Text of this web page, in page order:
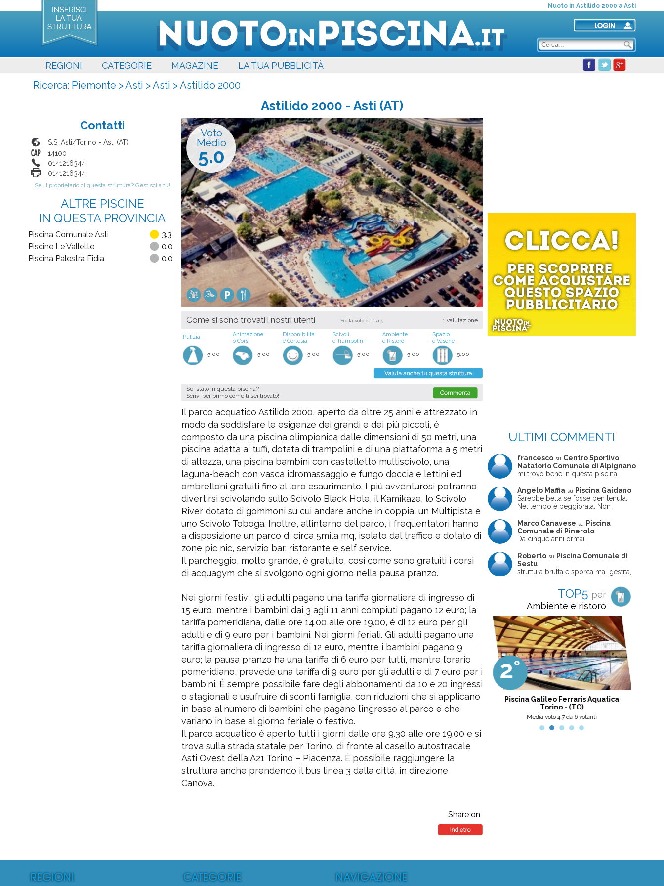
Nuoto in Astilido 2000 a Asti
REGIONI CATEGORIE MAGAZINE LA TUA PUBBLICITÀ
Ricerca: Piemonte >Asti >Asti >Astilido 2000
Astilido 2000 - Asti (AT)
Voto
Medio
5.0
Come si sono trovati i nostri utenti *Scala voto da 1 a 5 1 valutazione
Pulizia
5.00
Animazione
o Corsi
5.00
Disponibilità
e Cortesia
5.00
Scivoli
e Trampolini
5.00
Ambiente
e Ristoro
5.00
Spazio
e Vasche
5.00
Sei stato in questa piscina?
Scrivi per primo come ti sei trovato!
Il parco acquatico Astilido 2000, aperto da oltre 25 anni e attrezzato in
modo da soddisfare le esigenze dei grandi e dei più piccoli, è
composto da una piscina olimpionica dalle dimensioni di 50 metri, una
piscina adatta ai tuffi, dotata di trampolini e di una piattaforma a 5 metri
di altezza, una piscina bambini con castelletto multiscivolo, una
laguna-beach con vasca idromassaggio e fungo doccia e lettini ed
ombrelloni gratuiti fino al loro esaurimento. I più avventurosi potranno
divertirsi scivolando sullo Scivolo Black Hole, il Kamikaze, lo Scivolo
River dotato di gommoni su cui andare anche in coppia, un Multipista e
uno Scivolo Toboga. Inoltre, all’interno del parco, i frequentatori hanno
a disposizione un parco di circa 5mila mq, isolato dal traffico e dotato di
zone pic nic, servizio bar, ristorante e self service.
Il parcheggio, molto grande, è gratuito, così come sono gratuiti i corsi
di acquagym che si svolgono ogni giorno nella pausa pranzo.
Nei giorni festivi, gli adulti pagano una tariffa giornaliera di ingresso di
15 euro, mentre i bambini dai 3 agli 11 anni compiuti pagano 12 euro; la
tariffa pomeridiana, dalle ore 14.00 alle ore 19.00, è di 12 euro per gli
adulti e di 9 euro per i bambini. Nei giorni feriali. Gli adulti pagano una
tariffa giornaliera di ingresso di 12 euro, mentre i bambini pagano 9
euro; la pausa pranzo ha una tariffa di 6 euro per tutti, mentre l’orario
pomeridiano, prevede una tariffa di 9 euro per gli adulti e di 7 euro per i
bambini. È sempre possibile fare degli abbonamenti da 10 e 20 ingressi
o stagionali e usufruire di sconti famiglia, con riduzioni che si applicano
in base al numero di bambini che pagano l’ingresso al parco e che
variano in base al giorno feriale o festivo.
Il parco acquatico è aperto tutti i giorni dalle ore 9.30 alle ore 19.00 e si
trova sulla strada statale per Torino, di fronte al casello autostradale
Asti Ovest della A21 Torino – Piacenza. È possibile raggiungere la
struttura anche prendendo il bus linea 3 dalla città, in direzione
Canova.
Share on
Contatti
S.S. Asti/Torino - Asti (AT)
14100
0141216344
0141216344
Sei il proprietario di questa struttura? Gestiscila tu!
ALTRE PISCINE
IN QUESTA PROVINCIA
Piscina Comunale Asti
3.3
Piscine Le Vallette
0.0
Piscina Palestra Fidia
0.0
ULTIMI COMMENTI
francesco su Centro Sportivo
Natatorio Comunale di Alpignano
mi trovo bene in questa piscina
Angelo Maffia su
Piscina Gaidano
Sarebbe bella se fosse ben tenuta.
Nel tempo è peggiorata. Non
ne usciva insieme a me non ha
ritrovato le sue scarpe! Peccato
perché potrebbe essere un'ottima
frequentata non magnificamente
Marco Canavese su
Piscina
Comunale di Pinerolo
Da cinque anni ormai,
pomeriggio trascorro cinque-sei ore
in questa magnifica piscina con i miei
due figli che sono letteralmente
piccola, un po' in vasca grande, negli
spazi riservati al nuoto libero,
giochiamo, nuotiamo e facciamo
apnea insieme (sono stato assistente
bagnanti ed istruttore di nuoto in
gioventù, ora lo faccio per loro
come papà). Si tratta di una struttura
molto accogliente, pulita, bella,
gestita da personale di grande
professionalità, umanità e cortesia.
Ottima scelta, nel pinerolese il
meglio, secondo me.
Roberto su
Piscina Comunale di
Sestu
struttura brutta e sporca mal gestita,
poco professionale. la sconsiglio a
tutti coloro che amano le cose fatte
seriamente poiché é tutto
improvvisato
TOP5 per
Ambiente e ristoro
5°
Piscina P.M.S. Sport
Torino - (TO)
Media voto 4,4 da 7 votanti
1°
Centro Natatorio Santini
Verona - (VR)
2°
Piscina Galileo Ferraris Aquatica
Torino - (TO)
Media voto 4,7 da 6 votanti